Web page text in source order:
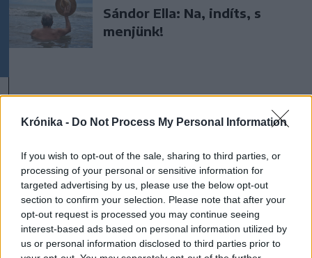
Krónika - Do Not Process My Personal Information
If you wish to opt-out of the sale, sharing to third parties, or
processing of your personal or sensitive information for
targeted advertising by us, please use the below opt-out
section to confirm your selection. Please note that after your
opt-out request is processed you may continue seeing
interest-based ads based on personal information utilized by
us or personal information disclosed to third parties prior to
Sándor Ella: Na, indíts, s
menjünk!
A rovat további cikkei